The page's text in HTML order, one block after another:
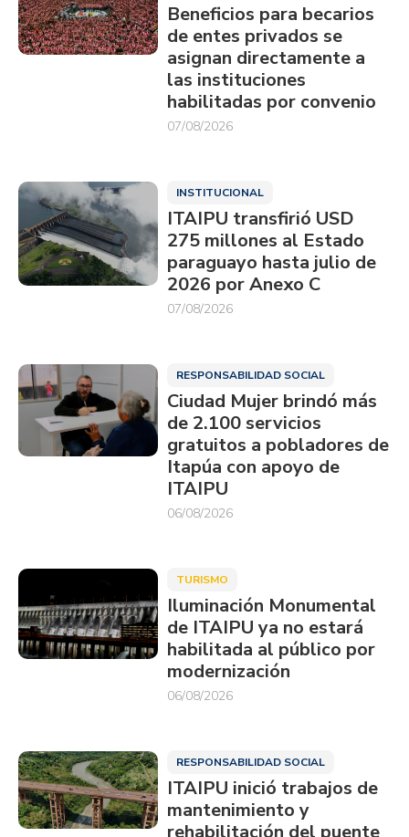
Beneficios para becarios
de entes privados se
asignan directamente a
las instituciones
habilitadas por convenio
07/08/2026
INSTITUCIONAL
ITAIPU transfirió USD
275 millones al Estado
paraguayo hasta julio de
2026 por Anexo C
07/08/2026
RESPONSABILIDAD SOCIAL
Ciudad Mujer brindó más
de 2.100 servicios
gratuitos a pobladores de
Itapúa con apoyo de
ITAIPU
06/08/2026
TURISMO
Iluminación Monumental
de ITAIPU ya no estará
habilitada al público por
modernización
06/08/2026
RESPONSABILIDAD SOCIAL
ITAIPU inició trabajos de
mantenimiento y
rehabilitación del puente